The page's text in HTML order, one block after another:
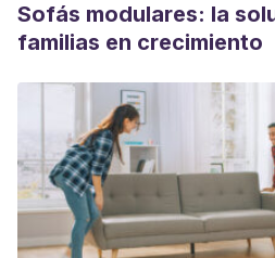
Sofás modulares: la
familias en crecimiento